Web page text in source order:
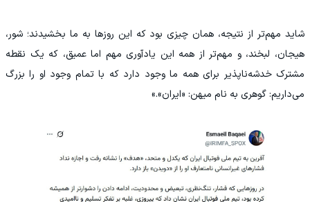
شاید مهم‌تر از نتیجه، همان چیزی بود که این روزها به ما بخشیدند؛ شور،
هیجان، لبخند، و مهم‌تر از همه این یادآوری مهم اما عمیق، که یک نقطه
مشترک خدشه‌ناپذیر برای همه ما وجود دارد که با تمام وجود او را بزرگ
می‌داریم: گوهری به نام میهن: «ایران».»